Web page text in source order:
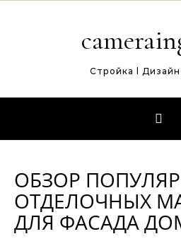
Стройка l
ОБЗОР
ОТДЕЛОЧНЫХ
ДЛЯ ФАСАДА